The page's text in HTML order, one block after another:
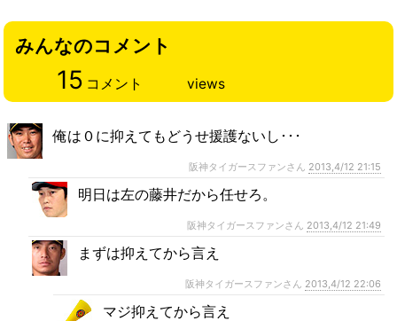
みんなのコメント
15 コメント views
俺は０に抑えてもどうせ援護ないし･･･
阪神タイガースファンさん 2013,4/12 21:15
明日は左の藤井だから任せろ。
阪神タイガースファンさん 2013,4/12 21:49
まずは抑えてから言え
阪神タイガースファンさん 2013,4/12 22:06
マジ抑えてから言え